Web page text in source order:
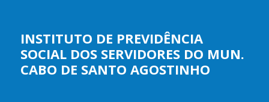
INSTITUTO DE PREVIDÊNCIA
SOCIAL DOS SERVIDORES DO MUN.
CABO DE SANTO AGOSTINHO